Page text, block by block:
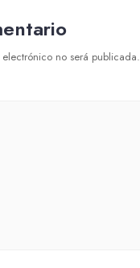
no será publicada.